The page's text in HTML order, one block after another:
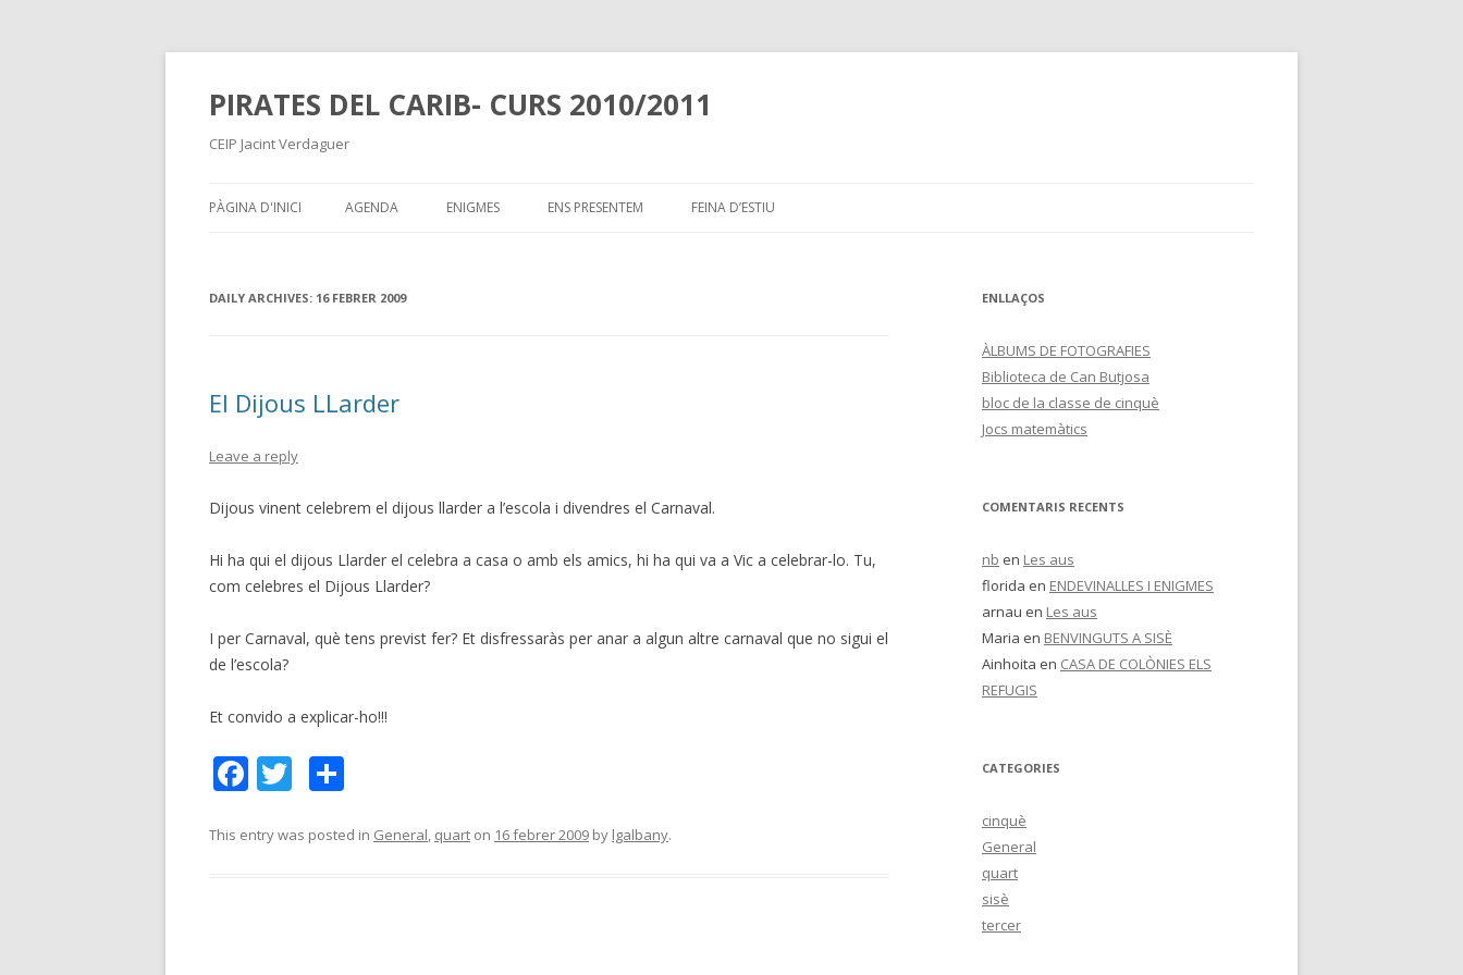
PIRATES DEL CARIB- CURS 2010/2011
CEIP Jacint Verdaguer
to
PÀGINA D'INICI AGENDA ENIGMES ENS PRESENTEM FEINA D’ESTIU
DAILY ARCHIVES: 16 FEBRER 2009
El Dijous LLarder
Leave a reply
Dijous vinent celebrem el dijous llarder a l’escola i divendres el Carnaval.
Hi ha qui el dijous Llarder el celebra a casa o amb els amics, hi ha qui va a Vic a celebrar-lo. Tu,
com celebres el Dijous Llarder?
I per Carnaval, què tens previst fer? Et disfressaràs per anar a algun altre carnaval que no sigui el
de l’escola?
Et convido a explicar-ho!!!
F
e
T
itt m
This entry was posted in General, quart on 16 febrer 2009 by lgalbany.
ENLLAÇOS
ÀLBUMS DE FOTOGRAFIES
Biblioteca de Can Butjosa
bloc de la classe de cinquè
Jocs matemàtics
COMENTARIS RECENTS
nb en Les aus
florida en ENDEVINALLES I ENIGMES
arnau en Les aus
Maria en BENVINGUTS A SISÈ
Ainhoita en CASA DE COLÒNIES ELS
REFUGIS
CATEGORIES
cinquè
General
quart
sisè
tercer